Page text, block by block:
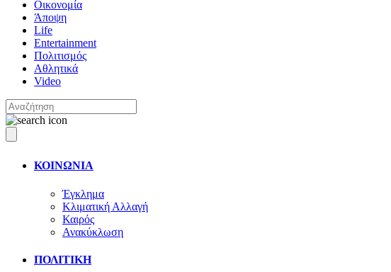
Οικονομία
Άποψη
Life
Entertainment
Πολιτισμός
Αθλητικά
Video
ΚΟΙΝΩΝΙΑ
Έγκλημα
Κλιματική Αλλαγή
Καιρός
Ανακύκλωση
ΠΟΛΙΤΙΚΗ